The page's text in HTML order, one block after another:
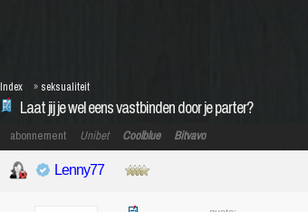
Laat jij je wel eens vastbinden door je parter?
Index » seksualiteit
abonnement Unibet Coolblue Bitvavo
Lenny77